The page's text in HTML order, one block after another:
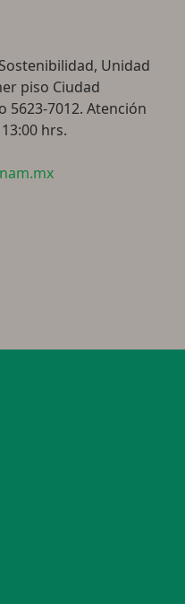
Unidad
piso Ciudad
5623-7012. Atención
hrs.